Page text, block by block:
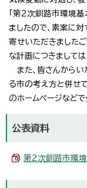
「第2次釧路市環境基
ましたので、素案に
寄せいただきました
な計画につきまして
また、皆さんからい
る市の考え方と併せ
のホームページなどで
公表資料
第2次釧路市環